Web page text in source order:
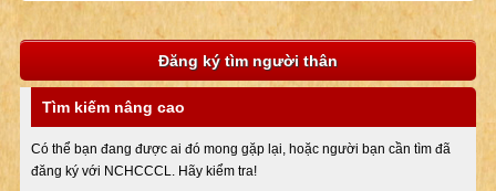
Đăng ký tìm người thân
Tìm kiếm nâng cao
Có thể bạn đang được ai đó mong gặp lại, hoặc người bạn cần tìm đã
đăng ký với NCHCCCL. Hãy kiểm tra!